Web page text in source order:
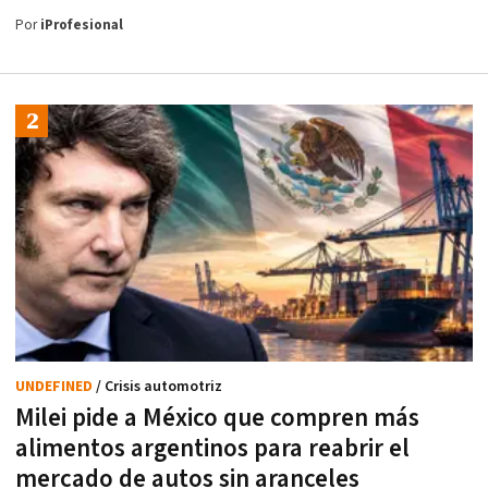
PoriProfesional
Milei pide a México que compren más
alimentos argentinos para reabrir el
mercado de autos sin aranceles
UNDEFINED / Crisis automotriz